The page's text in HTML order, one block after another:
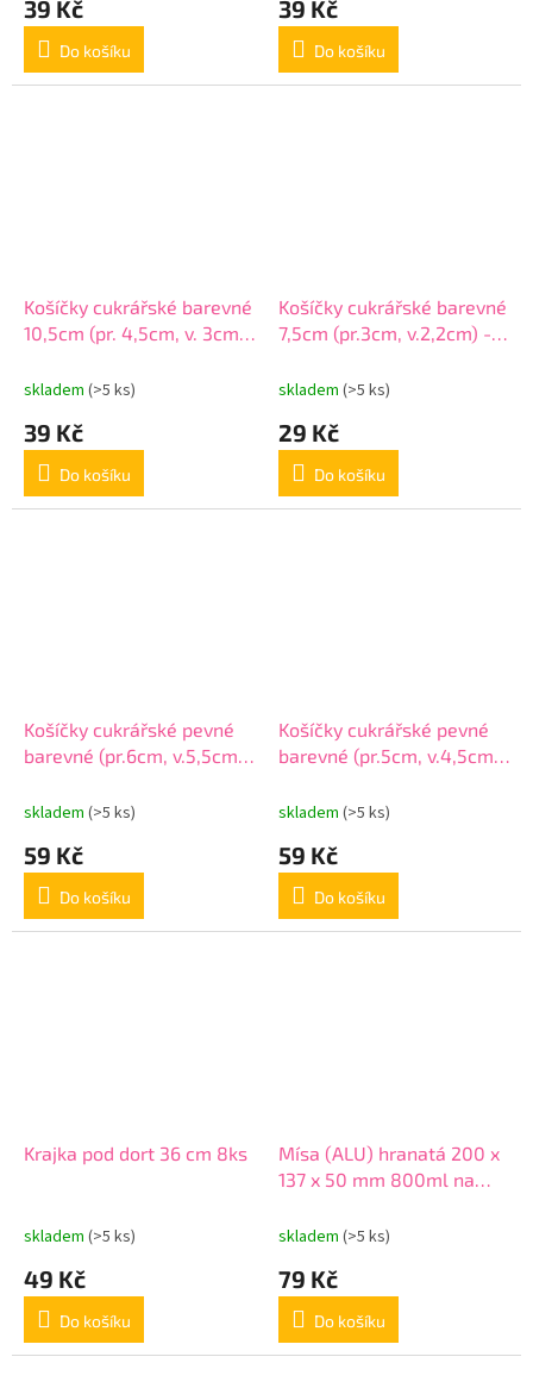
39 Kč
Do košíku
39 Kč
Do košíku
Košíčky cukrářské barevné
10,5cm (pr. 4,5cm, v. 3cm)
skladem (>5 ks)
39 Kč
Do košíku
Košíčky cukrářské barevné
7,5cm (pr.3cm, v.2,2cm) -
skladem (>5 ks)
29 Kč
Do košíku
Košíčky cukrářské pevné
barevné (pr.6cm, v.5,5cm)
skladem (>5 ks)
59 Kč
Do košíku
Košíčky cukrářské pevné
barevné (pr.5cm, v.4,5cm)
skladem (>5 ks)
59 Kč
Do košíku
Krajka pod dort 36 cm 8ks
skladem (>5 ks)
49 Kč
Do košíku
Mísa (ALU) hranatá 200 x
137 x 50 mm 800ml na
skladem (>5 ks)
79 Kč
Do košíku